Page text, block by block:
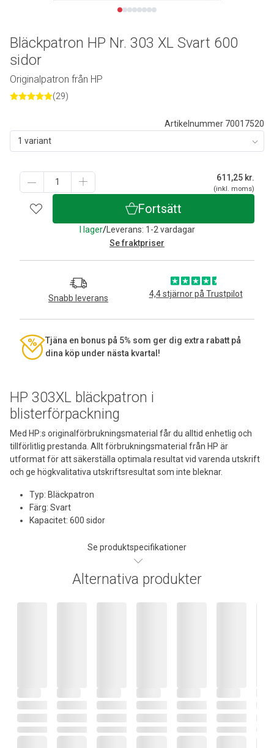
HP 303XL bläckpatron i
blisterförpackning
Med HP:s originalförbrukningsmaterial får du alltid enhetlig och
tillförlitlig prestanda. Allt förbrukningsmaterial från HP är
utformat för att säkerställa optimala resultat vid varenda utskrift
och ge högkvalitativa utskriftsresultat som inte bleknar.
Typ: Bläckpatron
Färg: Svart
Kapacitet: 600 sidor
Se produktspecifikationer
Artikelnummer 70017520
1 variant
611,25 kr.
(inkl. moms)
Fortsätt
I lager/Leverans: 1-2 vardagar
Se fraktpriser
Snabb leverans 4,4 stjärnor på Trustpilot
Tjäna en bonus på 5% som ger dig extra rabatt på
dina köp under nästa kvartal!
Bläckpatron HP Nr. 303 XL Svart 600
sidor
Originalpatron från HP
(29)
Alternativa produkter